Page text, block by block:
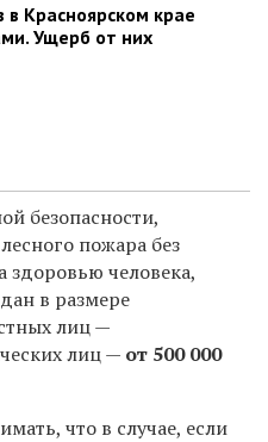
Красноярском крае
Ущерб от них
безопасности,
пожара без
здоровью человека,
в размере
лиц —
лиц — от 500 000
что в случае, если